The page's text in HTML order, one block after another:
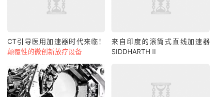
CT引导医用加速器时代来临！
颠覆性的微创新放疗设备
来自印度的滚筒式直线加速器
SIDDHARTH II